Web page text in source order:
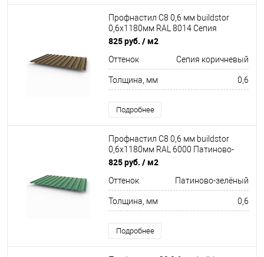
Профнастил С8 0,6 мм buildstor
0,6х1180мм RAL 8014 Сепия
коричневый
825 руб. / м2
Оттенок Сепия коричневый
Толщина, мм 0,6
Подробнее
Профнастил С8 0,6 мм buildstor
0,6х1180мм RAL 6000 Патиново-
зелёный
825 руб. / м2
Оттенок Патиново-зелёный
Толщина, мм 0,6
Подробнее